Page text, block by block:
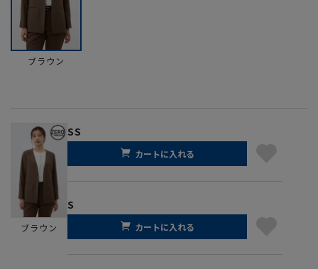
ブラウン
ブラウン
SS
カートに入れる
S
カートに入れる